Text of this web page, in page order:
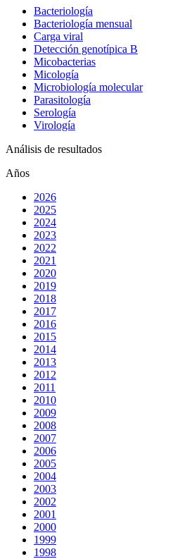
Bacteriología
Bacteriología mensual
Carga viral
Detección genotípica B
Micobacterias
Micología
Microbiología molecular
Parasitología
Serología
Virología
Análisis de resultados
Años
2026
2025
2024
2023
2022
2021
2020
2019
2018
2017
2016
2015
2014
2013
2012
2011
2010
2009
2008
2007
2006
2005
2004
2003
2002
2001
2000
1999
1998